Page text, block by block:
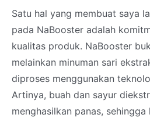
Satu hal yang membuat saya
pada NaBooster adalah
kualitas produk. NaBooster
melainkan minuman sari
diproses menggunakan
Artinya, buah dan sayur
menghasilkan panas,